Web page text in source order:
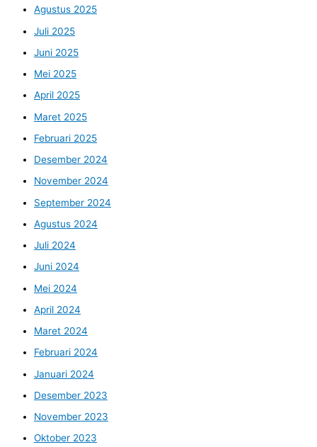
Agustus 2025
Juli 2025
Juni 2025
Mei 2025
April 2025
Maret 2025
Februari 2025
Desember 2024
November 2024
September 2024
Agustus 2024
Juli 2024
Juni 2024
Mei 2024
April 2024
Maret 2024
Februari 2024
Januari 2024
Desember 2023
November 2023
Oktober 2023